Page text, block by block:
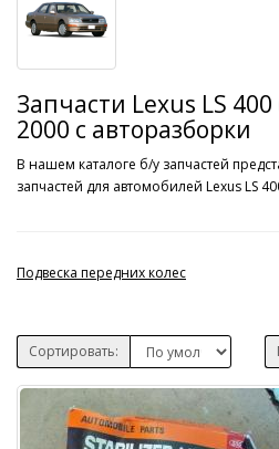
Запчасти Lexus LS 400
2000 с авторазборки
В нашем каталоге б/у запчастей
запчастей для автомобилей Lexus LS
Подвеска передних колес
Сортировать: